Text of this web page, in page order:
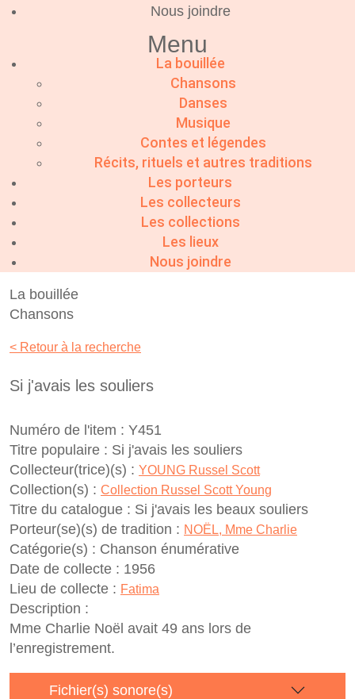
Nous joindre
Menu
La bouillée
Chansons
Danses
Musique
Contes et légendes
Récits, rituels et autres traditions
Les porteurs
Les collecteurs
Les collections
Les lieux
Nous joindre
La bouillée
Chansons
< Retour à la recherche
Si j'avais les souliers
Numéro de l'item : Y451
Titre populaire : Si j'avais les souliers
Collecteur(trice)(s) : YOUNG Russel Scott
Collection(s) : Collection Russel Scott Young
Titre du catalogue : Si j'avais les beaux souliers
Porteur(se)(s) de tradition : NOËL, Mme Charlie
Catégorie(s) : Chanson énumérative
Date de collecte : 1956
Lieu de collecte : Fatima
Description :
Mme Charlie Noël avait 49 ans lors de
l’enregistrement.
Fichier(s) sonore(s)